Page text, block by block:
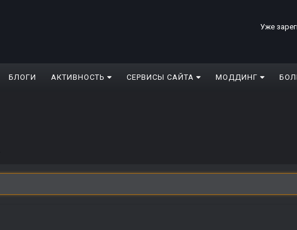
Уже
БЛОГИ АКТИВНОСТЬ СЕРВИСЫ САЙТА МОДДИНГ